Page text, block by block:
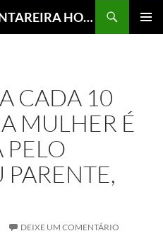
15 ANOS – SERRA DA CANTAREIRA HOJE E COTIDIANO DO BRASIL E DO MUNDO
CADA 10
MULHER É
PELO
PARENTE,
DEIXE UM COMENTÁRIO